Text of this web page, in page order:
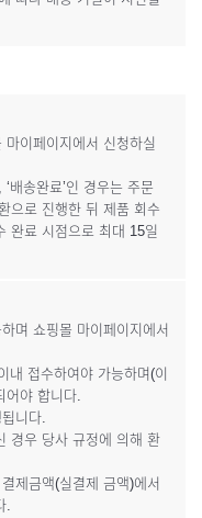
이페이지에서 신청하실
‘배송완료’인 경우는 주문
으로 진행한 뒤 제품 회수
완료 시점으로 최대 15일
며 쇼핑몰 마이페이지에서
접수하여야 가능하며(이
어야 합니다.
니다.
경우 당사 규정에 의해 환
제금액(실결제 금액)에서
.